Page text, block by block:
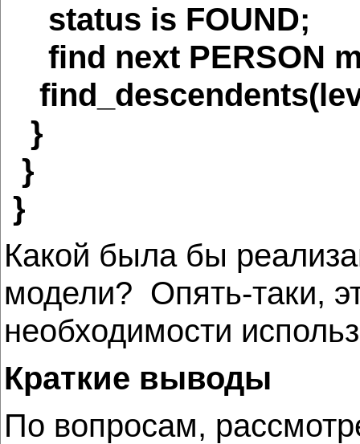
status is FOUND;
find next PERSON
}
}
}
Какой была бы
модели? Опять-таки,
необходимости
Краткие выводы
По вопросам,